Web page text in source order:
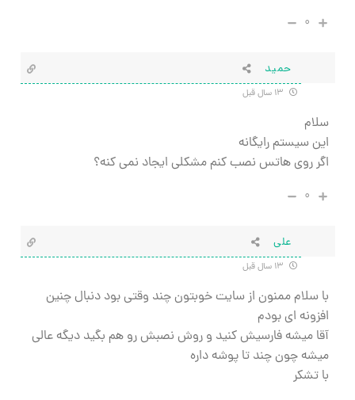
۰
حميد
سلام
اين سيستم رايگانه
اگر روي هاتس نصب كنم مشكلي ايجاد نمي كنه؟
۰
علی
با سلام ممنون از سایت خوبتون چند وقتی بود دنبال چنین
افزونه ای بودم
آقا میشه فارسیش کنید و روش نصبش رو هم بگید دیگه عالی
میشه چون چند تا پوشه داره
با تشکر